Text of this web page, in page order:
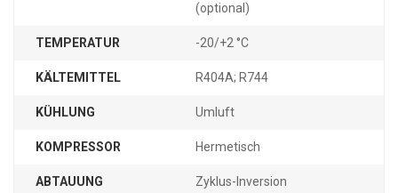
(optional)
TEMPERATUR -20/+2 °C
KÄLTEMITTEL R404A; R744
KÜHLUNG Umluft
KOMPRESSOR Hermetisch
ABTAUUNG Zyklus-Inversion